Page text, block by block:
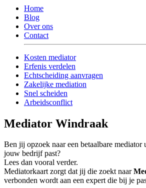
Home
Blog
Over ons
Contact
Kosten mediator
Erfenis verdelen
Echtscheiding aanvragen
Zakelijke mediation
Snel scheiden
Arbeidsconflict
Mediator Windraak
Ben jij opzoek naar een betaalbare
jouw bedrijf past?
Lees dan vooral verder.
Mediatorkaart zorgt dat jij die zoekt naar
verbonden wordt aan een expert die bij je